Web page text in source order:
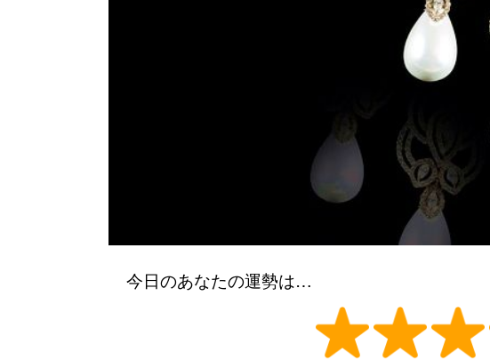
今日のあなたの運勢は…